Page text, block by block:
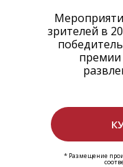
* Размещение
зрителей в
премии